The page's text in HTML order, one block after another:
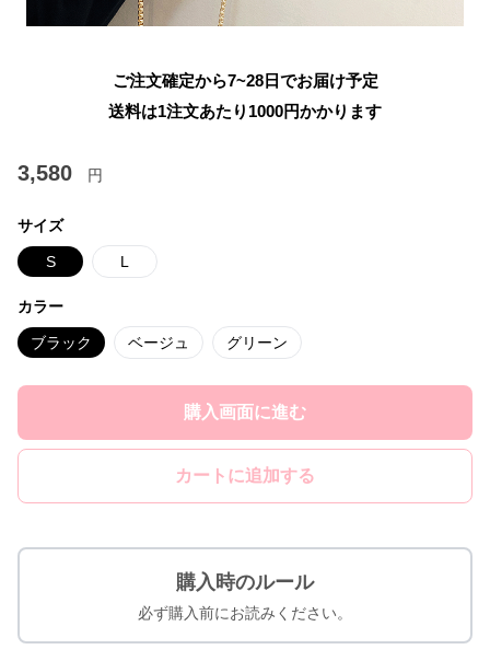
ご注文確定から7~28日でお届け予定
送料は1注文あたり 1000円かかります
3,580 円
サイズ
S L
カラー
ブラック ベージュ グリーン
購入画面に進む
カートに追加する
購入時のルール
必ず購入前にお読みください。